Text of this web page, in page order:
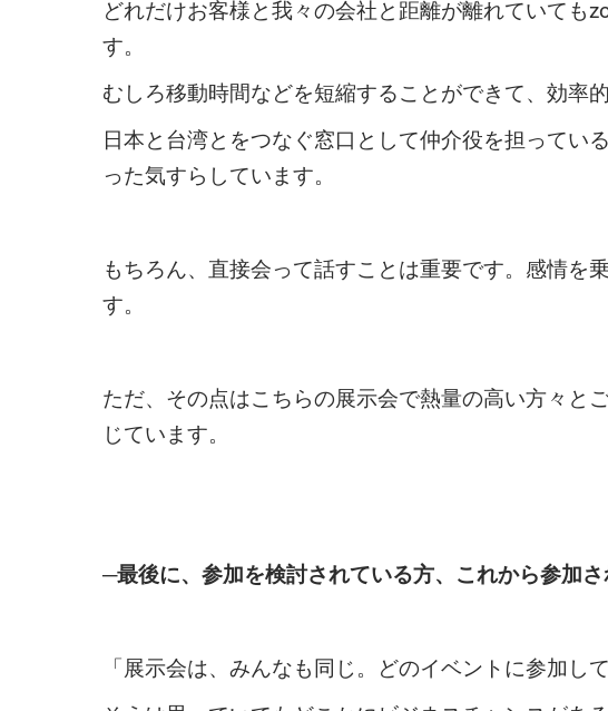
どれだけお客様と我々の会社と距離が離れていても
す。
むしろ移動時間などを短縮することができて、効率
日本と台湾とをつなぐ窓口として仲介役を担ってい
った気すらしています。
もちろん、直接会って話すことは重要です。感情を
す。
ただ、その点はこちらの展示会で熱量の高い方々と
じています。
─最後に、参加を検討されている方、これから参加
「展示会は、みんなも同じ。どのイベントに参加し